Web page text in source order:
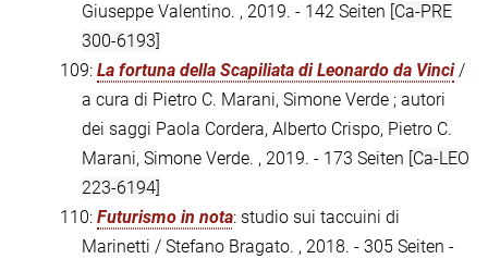
Giuseppe Valentino. , 2019. - 142 Seiten [Ca-PRE
300-6193]
109: La fortuna della Scapiliata di Leonardo da Vinci/
a cura di Pietro C. Marani, Simone Verde ; autori
dei saggi Paola Cordera, Alberto Crispo, Pietro C.
Marani, Simone Verde. , 2019. - 173 Seiten [Ca-LEO
223-6194]
110: Futurismo in nota: studio sui taccuini di
Marinetti / Stefano Bragato. , 2018. - 305 Seiten -